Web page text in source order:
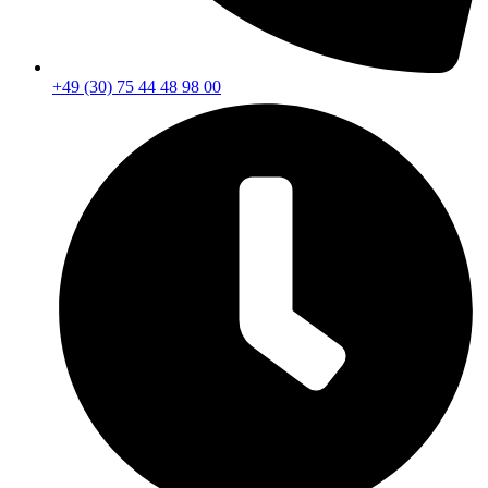
+49 (30) 75 44 48 98 00